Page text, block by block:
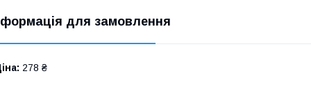
для замовлення
278 ₴